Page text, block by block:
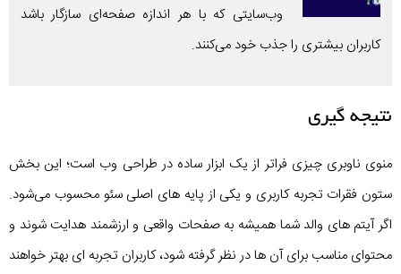
وب‌سایتی که با هر اندازه صفحه‌ای سازگار باشد
کاربران بیشتری را جذب خود می‌کنند.
نتیجه‌ گیری
منوی ناوبری چیزی فراتر از یک ابزار ساده در طراحی وب است؛ این بخش
ستون فقرات تجربه کاربری و یکی از پایه های اصلی سئو محسوب می‌شود.
اگر آیتم های والد شما همیشه به صفحات واقعی و ارزشمند هدایت شوند و
محتوای مناسب برای آن ها در نظر گرفته شود، کاربران تجربه ای بهتر خواهند